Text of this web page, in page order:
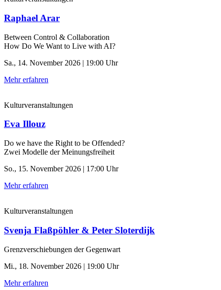
Raphael Arar
Between Control & ­Collaboration
How Do We Want to Live with AI?
Sa., 14. November 2026 | 19:00 Uhr
Mehr erfahren
Kulturveranstaltungen
Eva Illouz
Do we have the Right to be Offended?
Zwei Modelle der Meinungsfreiheit
So., 15. November 2026 | 17:00 Uhr
Mehr erfahren
Kulturveranstaltungen
Svenja Flaßpöhler & Peter Sloterdijk
Grenzverschiebungen der Gegenwart
Mi., 18. November 2026 | 19:00 Uhr
Mehr erfahren